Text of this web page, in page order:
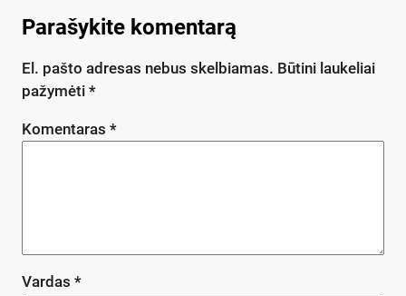
Parašykite komentarą
El. pašto adresas nebus skelbiamas. Būtini laukeliai
pažymėti *
Komentaras *
Vardas *